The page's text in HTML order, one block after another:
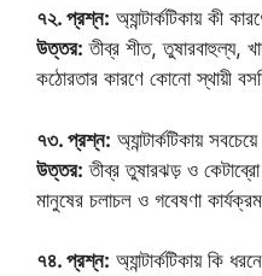
৭২. প্রশ্ন: অ্যান্টার্কটিকায় কী
উত্তর: তীব্র শীত, তুষারবাহুল্য,
কঠোরতার কারণে কোনো স্থায়ী
৭৩. প্রশ্ন: অ্যান্টার্কটিকায়
উত্তর: তীব্র তুষারঝড় ও
মানুষের চলাচল ও গবেষণা
৭৪. প্রশ্ন: অ্যান্টার্কটিকায় কি